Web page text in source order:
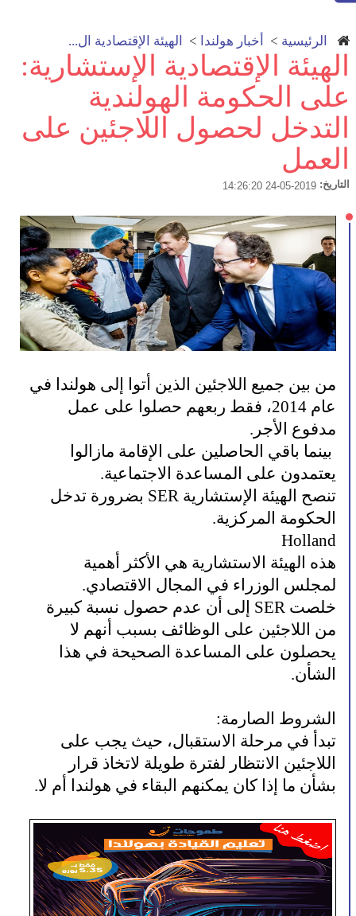
الرئيسية > أخبار هولندا > الهيئة الإقتصادية ال...
الهيئة الإقتصادية الإستشارية:
على الحكومة الهولندية
التدخل لحصول اللاجئين على
العمل
التاريخ:
من بين جميع اللاجئين الذين أتوا إلى هولندا في
عام 2014، فقط ربعهم حصلوا على عمل
مدفوع الأجر.
بينما باقي الحاصلين على الإقامة مازالوا
يعتمدون على المساعدة الاجتماعية.
تنصح الهيئة الإستشارية SER بضرورة تدخل
الحكومة المركزية.
Holland
هذه الهيئة الاستشارية هي الأكثر أهمية
لمجلس الوزراء في المجال الاقتصادي.
خلصت SER إلى أن عدم حصول نسبة كبيرة
من اللاجئين على الوظائف بسبب أنهم لا
يحصلون على المساعدة الصحيحة في هذا
الشأن.
الشروط الصارمة:
تبدأ في مرحلة الاستقبال، حيث يجب على
اللاجئين الانتظار لفترة طويلة لاتخاذ قرار
بشأن ما إذا كان يمكنهم البقاء في هولندا أم لا.